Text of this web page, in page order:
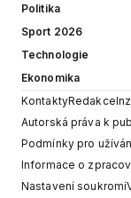
Politika
Sport 2026
Technologie
Ekonomika
KontaktyRedakce
Autorská práva k
Podmínky pro
Informace o
Nastavení soukromí